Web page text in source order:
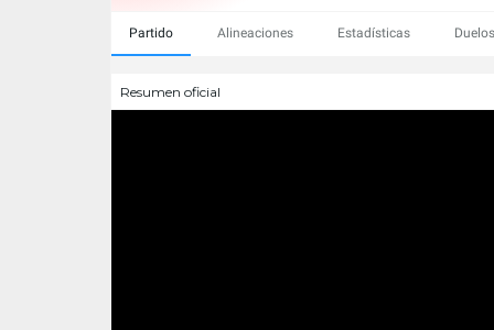
Partido Alineaciones Estadísticas
Resumen oficial